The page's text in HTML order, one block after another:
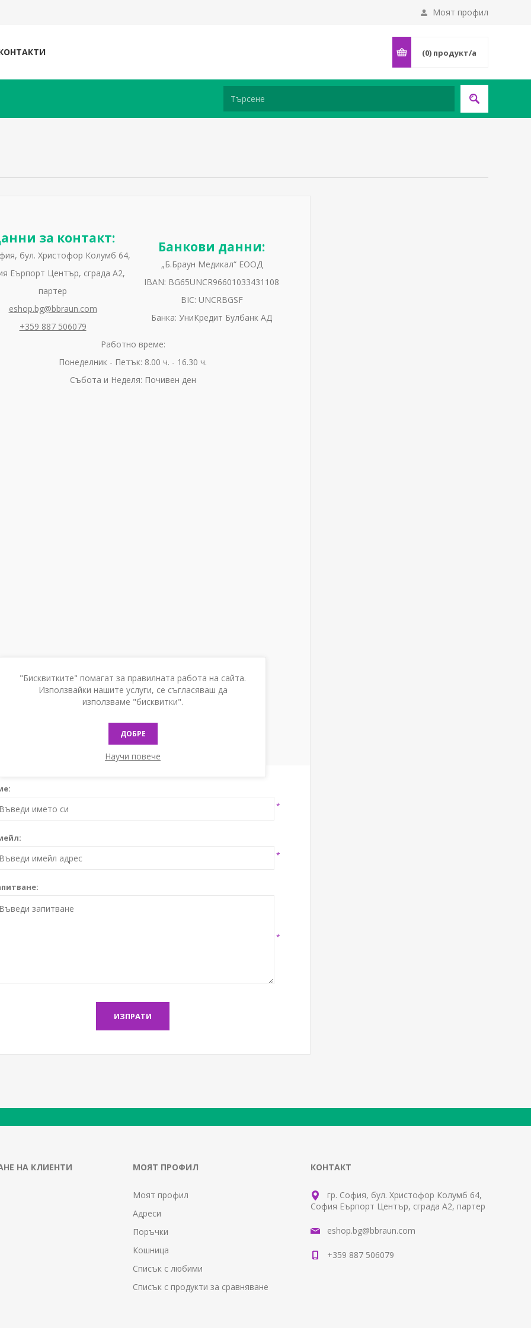
Моят профил
(0) продукт/а
за контакт:
бул. Христофор Колумб 64,
Еърпорт Център, сграда А2,
партер
eshop.bg@bbraun.com
+359 887 506079
Банкови данни:
„Б.Браун Медикал“ ЕООД
IBAN: BG65UNCR96601033431108
BIC: UNCRBGSF
Банка: УниКредит Булбанк АД
Работно време:
Понеделник - Петък: 8.00 ч. - 16.30 ч.
Събота и Неделя: Почивен ден
*
*
*
ИЗПРАТИ
НА КЛИЕНТИ МОЯТ ПРОФИЛ
Моят профил
Адреси
Поръчки
Кошница
Списък с любими
Списък с продукти за сравняване
КОНТАКТ
гр. София, бул. Христофор Колумб 64,
София Еърпорт Център, сграда А2, партер
eshop.bg@bbraun.com
+359 887 506079
"Бисквитките" помагат за правилната работа на сайта.
Използвайки нашите услуги, се съгласяваш да
използваме "бисквитки".
ДОБРЕ
Научи повече